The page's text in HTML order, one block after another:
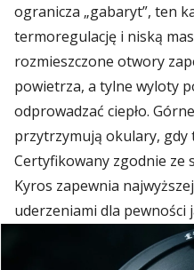
ogranicza „gabaryt”, ten
termoregulację i niską
rozmieszczone otwory
powietrza, a tylne wyloty
odprowadzać ciepło.
przytrzymują okulary, gdy
Certyfikowany zgodnie ze
Kyros zapewnia
uderzeniami dla pewności